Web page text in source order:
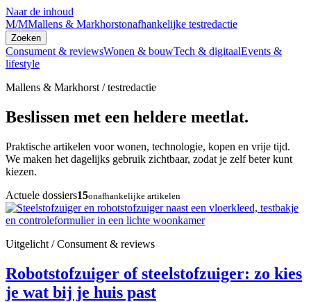
Naar de inhoud
M/MMallens & Markhorstonafhankelijke testredactie
Zoeken
Consument & reviewsWonen & bouwTech & digitaalEvents &
lifestyle
Mallens & Markhorst / testredactie
Beslissen met een heldere meetlat.
Praktische artikelen voor wonen, technologie, kopen en vrije tijd.
We maken het dagelijks gebruik zichtbaar, zodat je zelf beter kunt
kiezen.
Actuele dossiers15onafhankelijke artikelen
Uitgelicht / Consument & reviews
Robotstofzuiger of steelstofzuiger: zo kies
je wat bij je huis past